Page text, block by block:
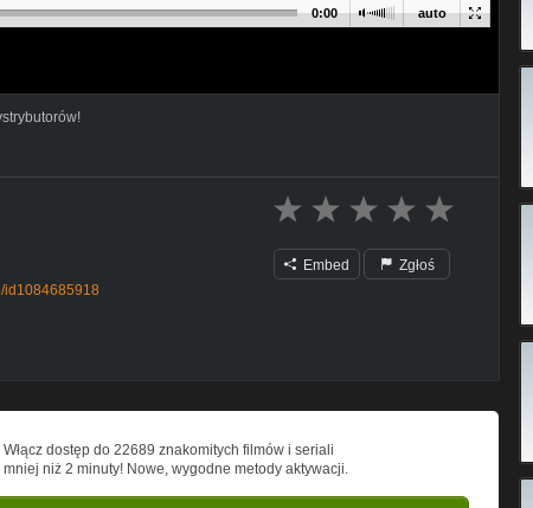
auto
0:00
id1084685918
Embed Zgłoś
Włącz dostęp do 22689 znakomitych filmów i seriali
mniej niż 2 minuty! Nowe, wygodne metody aktywacji.